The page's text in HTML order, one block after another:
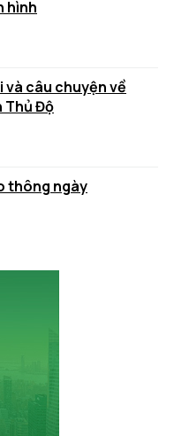
hình
và câu chuyện về
Thủ Độ
thông ngày